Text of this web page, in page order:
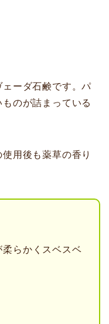
ーダ石鹸です。パ
のが詰まっている
用後も薬草の香り
柔らかくスベスベ